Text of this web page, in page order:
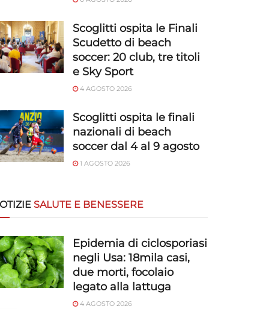
Scoglitti ospita le Finali
Scudetto di beach
soccer: 20 club, tre titoli
e Sky Sport
4 AGOSTO 2026
Scoglitti ospita le finali
nazionali di beach
soccer dal 4 al 9 agosto
1 AGOSTO 2026
SALUTE E BENESSERE
Epidemia di ciclosporiasi
negli Usa: 18mila casi,
due morti, focolaio
legato alla lattuga
4 AGOSTO 2026